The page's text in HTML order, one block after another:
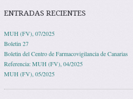
ENTRADAS RECIENTES
MUH (FV), 07/2025
Boletin 27
Boletin del Centro de Farmacovigilancia de Canarias
Referencia: MUH (FV), 04/2025
MUH (FV), 05/2025